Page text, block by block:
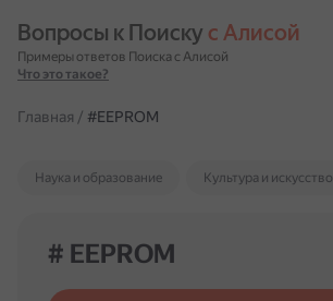
Вопросы к Поиску с Алисой
Примеры ответов Поиска с Алисой
Что это такое?
Главная / #EEPROM
Наука и образование Культура и искусство
# EEPROM